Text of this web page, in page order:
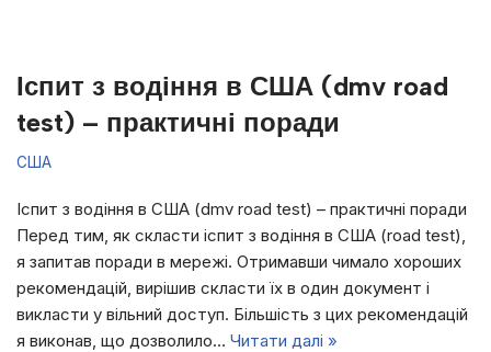
Іспит з водіння в США (dmv road
test) – практичні поради
США
Іспит з водіння в США (dmv road test) – практичні поради
Перед тим, як скласти іспит з водіння в США (road test),
я запитав поради в мережі. Отримавши чимало хороших
рекомендацій, вирішив скласти їх в один документ і
викласти у вільний доступ. Більшість з цих рекомендацій
я виконав, що дозволило… Читати далі »